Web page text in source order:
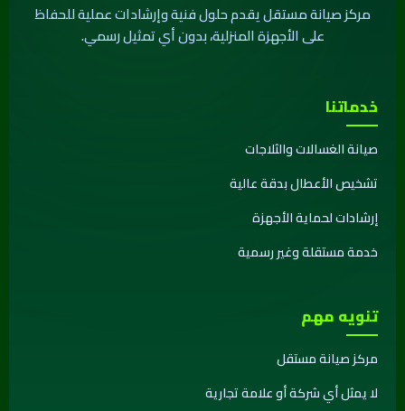
مركز صيانة مستقل يقدم حلول فنية وإرشادات عملية للحفاظ
على الأجهزة المنزلية، بدون أي تمثيل رسمي.
خدماتنا
صيانة الغسالات والثلاجات
تشخيص الأعطال بدقة عالية
إرشادات لحماية الأجهزة
خدمة مستقلة وغير رسمية
تنويه مهم
مركز صيانة مستقل
لا يمثل أي شركة أو علامة تجارية